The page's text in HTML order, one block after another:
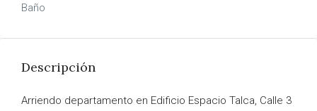
Baño
Descripción
Arriendo departamento en Edificio Espacio Talca, Calle 3